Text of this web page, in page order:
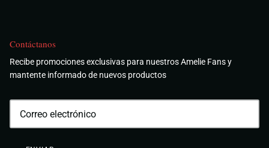
Contáctanos
Recibe promociones exclusivas para nuestros Amelie Fans y
mantente informado de nuevos productos